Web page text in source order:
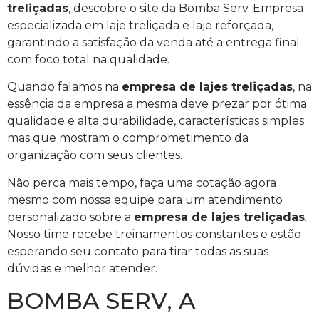
treliçadas, descobre o site da Bomba Serv. Empresa
especializada em laje treliçada e laje reforçada,
garantindo a satisfação da venda até a entrega final
com foco total na qualidade.
Quando falamos na empresa de lajes treliçadas, na
essência da empresa a mesma deve prezar por ótima
qualidade e alta durabilidade, características simples
mas que mostram o comprometimento da
organização com seus clientes.
Não perca mais tempo, faça uma cotação agora
mesmo com nossa equipe para um atendimento
personalizado sobre a empresa de lajes treliçadas.
Nosso time recebe treinamentos constantes e estão
esperando seu contato para tirar todas as suas
dúvidas e melhor atender.
BOMBA SERV, A